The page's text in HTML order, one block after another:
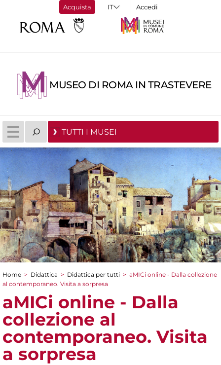
Acquista Accedi
MUSEO DI ROMA IN TRASTEVERE
TUTTI I MUSEI
Tu sei qui
Home > Didattica > Didattica per tutti > aMICi online - Dalla collezione
al contemporaneo. Visita a sorpresa
aMICi online - Dalla
collezione al
contemporaneo. Visita
a sorpresa